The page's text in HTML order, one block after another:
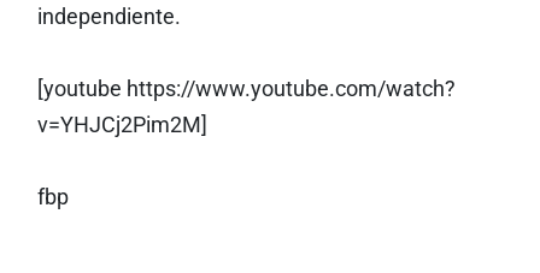
independiente.
[youtube https://www.youtube.com/watch?
v=YHJCj2Pim2M]
fbp